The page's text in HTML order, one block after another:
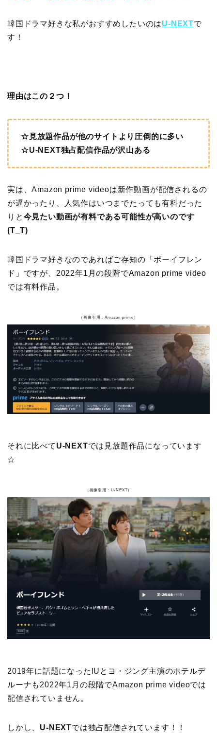
韓国ドラマ好きな私がおすすめしたいのはU-NEXTで
す！
理由はこの２つ！
☆見放題作品が他のサイトより圧倒的に多い
☆U-NEXT独占配信作品が沢山ある
実は、Amazon prime videoは新作動画が配信されるの
が遅かったり、人気作はいつまでたっても有料だった
りと 今見たい動画が有料である可能性が高いのです
(T_T)
韓国ドラマ好きなのであればご存知の「ボーイフレン
ド」ですが、2022年1月の段階でAmazon prime video
では有料作品。
（画像引用：Amazon prime）
それに比べて U-NEXTでは見放題作品になっています
☆
（画像引用：U-NEXT）
2019年に話題になったIUとヨ・ジング主演のホテルデ
ルーナも2022年1月の段階でAmazon prime videoでは
配信されていません。
しかし、 U-NEXTでは独占配信されています！！